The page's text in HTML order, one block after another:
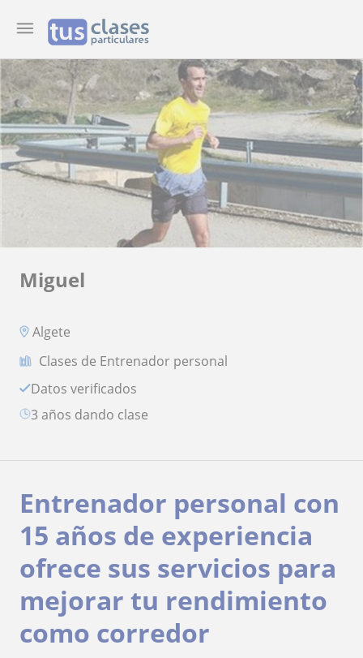
Miguel
Algete
Clases de Entrenador personal
Datos verificados
3 años dando clase
Entrenador personal con
15 años de experiencia
ofrece sus servicios para
mejorar tu rendimiento
como corredor